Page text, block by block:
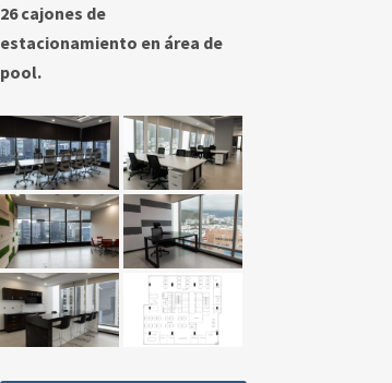
26 cajones de
estacionamiento en área de
pool.